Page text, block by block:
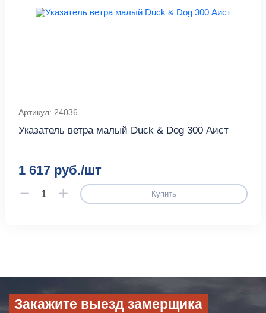
Артикул: 24036
Указатель ветра малый Duck & Dog 300 Аист
1 617 руб./шт
Купить
Закажите выезд замерщика